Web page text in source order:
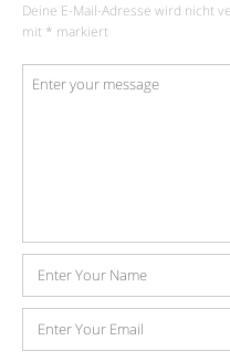
Deine E-Mail-Adresse wird nicht
mit * markiert
Kommentar
Name
Mail-